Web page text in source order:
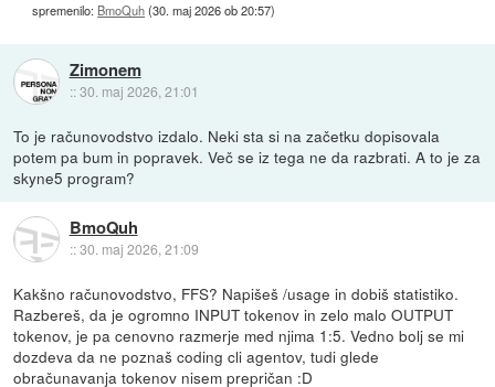
spremenilo: BmoQuh(30. maj 2026 ob 20:57)
Zimonem
::30. maj 2026, 21:01
To je računovodstvo izdalo. Neki sta si na začetku dopisovala
potem pa bum in popravek. Več se iz tega ne da razbrati. A to je za
skyne5 program?
BmoQuh
::30. maj 2026, 21:09
Kakšno računovodstvo, FFS? Napišeš /usage in dobiš statistiko.
Razbereš, da je ogromno INPUT tokenov in zelo malo OUTPUT
tokenov, je pa cenovno razmerje med njima 1:5. Vedno bolj se mi
dozdeva da ne poznaš coding cli agentov, tudi glede
obračunavanja tokenov nisem prepričan :D